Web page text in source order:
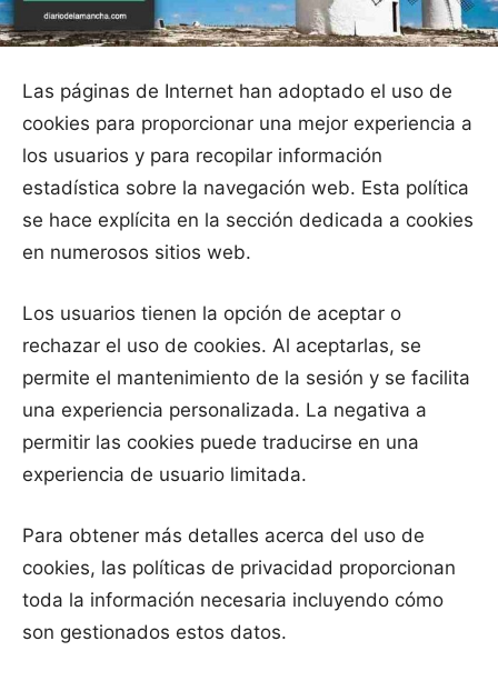
Las páginas de Internet han adoptado el uso de
cookies para proporcionar una mejor experiencia a
los usuarios y para recopilar información
estadística sobre la navegación web. Esta política
se hace explícita en la sección dedicada a cookies
en numerosos sitios web.
Los usuarios tienen la opción de aceptar o
rechazar el uso de cookies. Al aceptarlas, se
permite el mantenimiento de la sesión y se facilita
una experiencia personalizada. La negativa a
permitir las cookies puede traducirse en una
experiencia de usuario limitada.
Para obtener más detalles acerca del uso de
cookies, las políticas de privacidad proporcionan
toda la información necesaria incluyendo cómo
son gestionados estos datos.